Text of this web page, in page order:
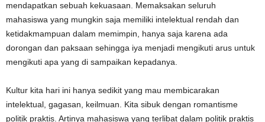
mendapatkan sebuah kekuasaan. Memaksakan seluruh
mahasiswa yang mungkin saja memiliki intelektual rendah dan
ketidakmampuan dalam memimpin, hanya saja karena ada
dorongan dan paksaan sehingga iya menjadi mengikuti arus untuk
mengikuti apa yang di sampaikan kepadanya.
Kultur kita hari ini hanya sedikit yang mau membicarakan
intelektual, gagasan, keilmuan. Kita sibuk dengan romantisme
politik praktis. Artinya mahasiswa yang terlibat dalam politik praktis